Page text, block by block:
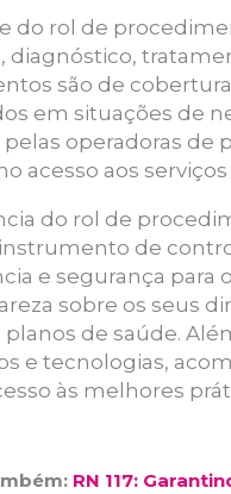
do rol de
diagnóstico,
são de
em situações de
operadoras de
acesso aos
do rol de
de
e segurança para
sobre os seus
planos de saúde.
e tecnologias,
às melhores
RN 117: